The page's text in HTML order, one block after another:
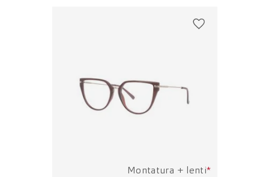
Montatura + lenti*